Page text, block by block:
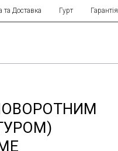
та Доставка Гурт Гарантія